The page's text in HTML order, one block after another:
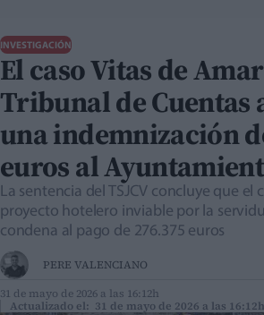
INVESTIGACIÓN
El caso Vitas de
Tribunal de Cuentas
una indemnización
euros al
La sentencia del TSJCV concluye que el
proyecto hotelero inviable por la
condena al pago de 276.375 euros
PERE VALENCIANO
31 de mayo de 2026 a las 16:12h
Actualizado el: 31 de mayo de 2026 a las 16:12h